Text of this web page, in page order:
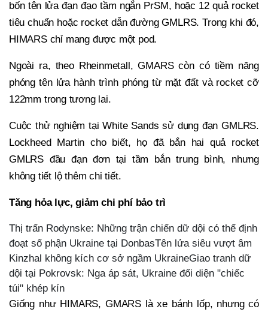
bốn tên lửa đạn đạo tầm ngắn PrSM, hoặc 12 quả rocket
tiêu chuẩn hoặc rocket dẫn đường GMLRS. Trong khi đó,
HIMARS chỉ mang được một pod.
Ngoài ra, theo Rheinmetall, GMARS còn có tiềm năng
phóng tên lửa hành trình phóng từ mặt đất và rocket cỡ
122mm trong tương lai.
Cuộc thử nghiệm tại White Sands sử dụng đạn GMLRS.
Lockheed Martin cho biết, họ đã bắn hai quả rocket
GMLRS đầu đạn đơn tại tầm bắn trung bình, nhưng
không tiết lộ thêm chi tiết.
Tăng hỏa lực, giảm chi phí bảo trì
Thị trấn Rodynske: Những trận chiến dữ dội có thể định
đoạt số phận Ukraine tại DonbasTên lửa siêu vượt âm
Kinzhal không kích cơ sở ngầm UkraineGiao tranh dữ
dội tại Pokrovsk: Nga áp sát, Ukraine đối diện "chiếc
túi" khép kín
Giống như HIMARS, GMARS là xe bánh lốp, nhưng có